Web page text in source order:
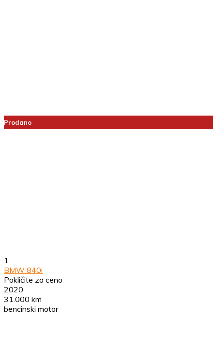
Prodano
1
BMW 840i
Pokličite za ceno
2020
31.000 km
bencinski motor